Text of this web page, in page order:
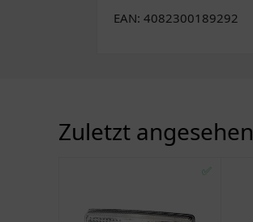
EAN: 4082300189292
Zuletzt angesehen
✅